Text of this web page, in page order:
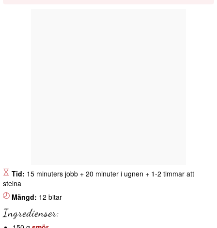
Tid: 15 minuters jobb + 20 minuter i ugnen + 1-2 timmar att
stelna
Mängd: 12 bitar
Ingredienser: